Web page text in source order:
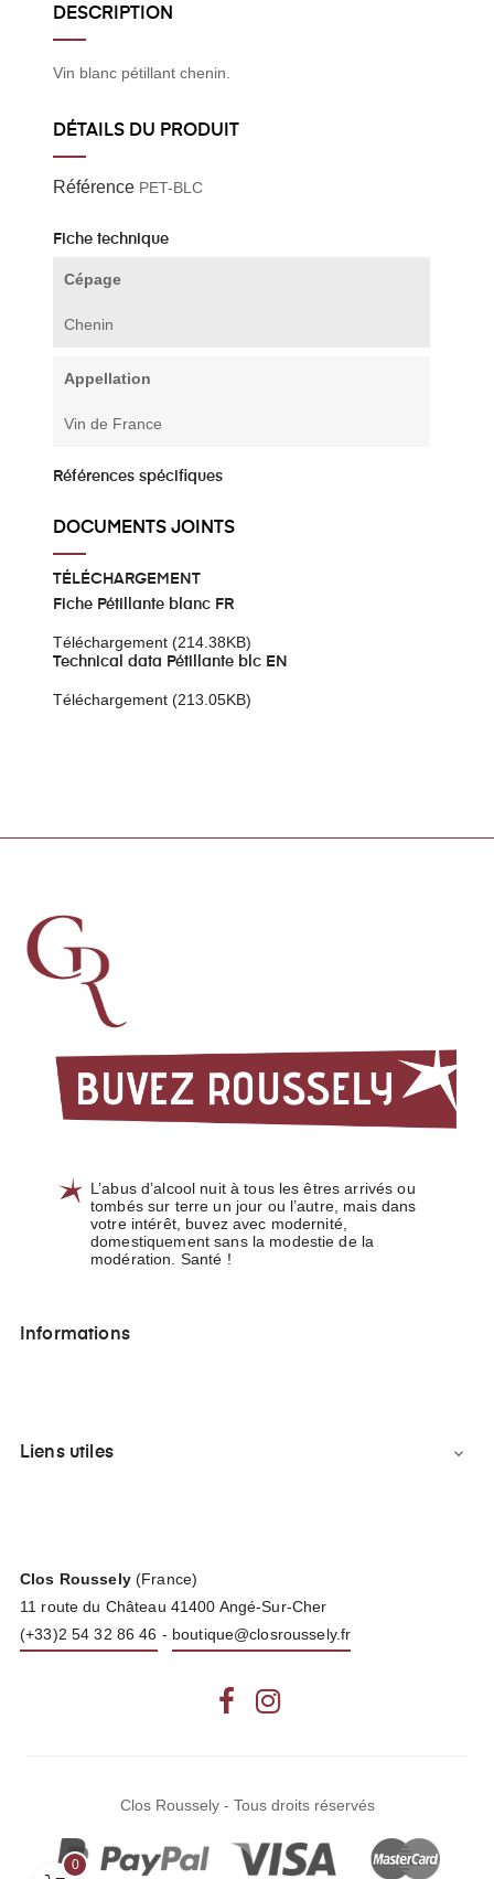
DESCRIPTION
Vin blanc pétillant chenin.
DÉTAILS DU PRODUIT
Référence PET-BLC
Fiche technique
Cépage
Chenin
Appellation
Vin de France
Références spécifiques
DOCUMENTS JOINTS
TÉLÉCHARGEMENT
Fiche Pétillante blanc FR
Téléchargement (214.38KB)
Technical data Pétillante blc EN
Téléchargement (213.05KB)
L’abus d’alcool nuit à tous les êtres arrivés ou
tombés sur terre un jour ou l’autre, mais dans
votre intérêt, buvez avec modernité,
domestiquement sans la modestie de la
modération. Santé !
Informations
Liens utiles 
Clos Roussely(France)
11 route du Château 41400 Angé-Sur-Cher
(+33)2 54 32 86 46 - boutique@closroussely.fr
Facebook
Clos Roussely - Tous droits réservés
0